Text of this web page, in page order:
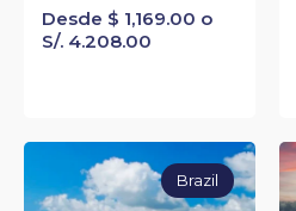
Desde $ 1,169.00 o
S/. 4.208.00
Brazil